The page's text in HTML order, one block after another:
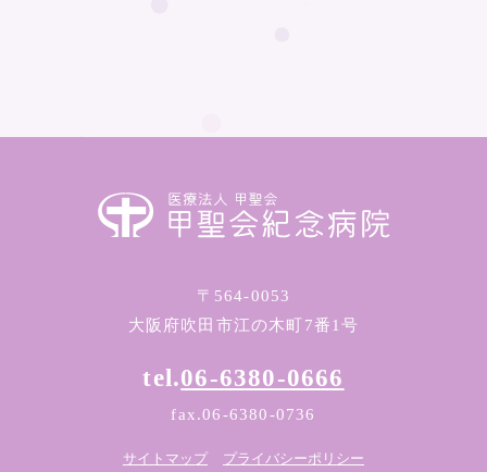
〒564-0053
大阪府吹田市江の木町7番1号
tel.06-6380-0666
fax.06-6380-0736
サイトマップ プライバシーポリシー